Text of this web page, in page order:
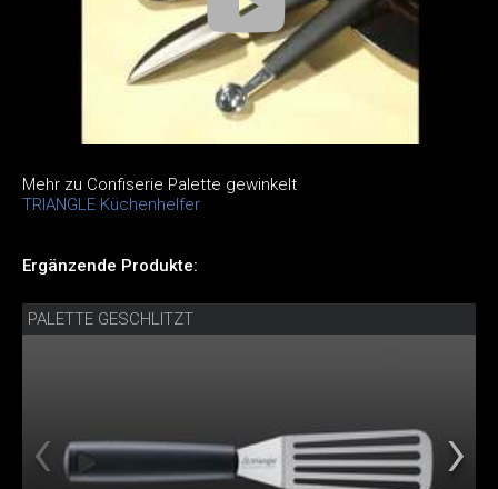
Mehr zu Confiserie Palette gewinkelt
TRIANGLE Küchenhelfer
Ergänzende Produkte:
PALETTE GESCHLITZT